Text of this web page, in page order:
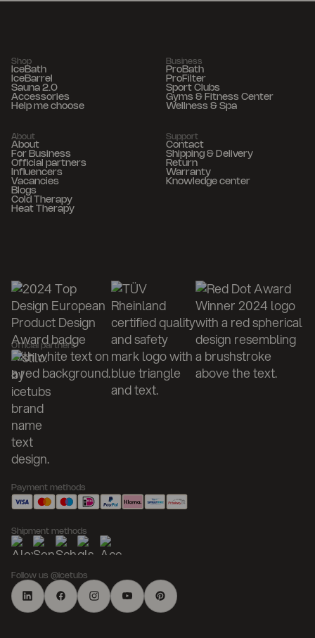
Shop
IceBath
IceBarrel
Sauna 2.0
Accessories
Help me choose
Business
ProBath
ProFilter
Sport Clubs
Gyms & Fitness Center
Wellness & Spa
About
About
For Business
Official partners
Influencers
Vacancies
Blogs
Cold Therapy
Heat Therapy
Support
Contact
Shipping & Delivery
Return
Warranty
Knowledge center
Official partners
Payment methods
Shipment methods
Follow us @icetubs